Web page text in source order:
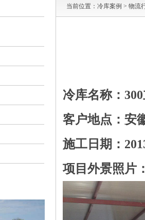
当前位置： 冷库案例 > 物流
冷库名称：
客户地点：安
施工日期：
项目外景照片